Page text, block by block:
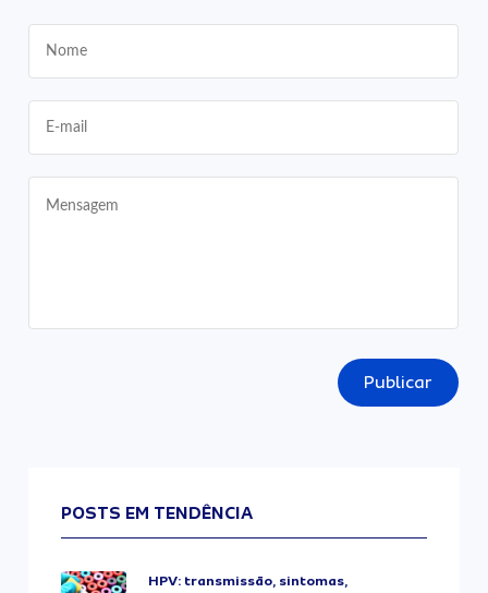
Publicar
POSTS EM TENDÊNCIA
HPV: transmissão, sintomas,